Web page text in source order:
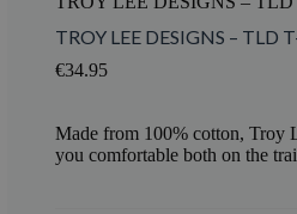
TROY LEE DESIGNS – TLD
€34.95
Made from 100% cotton, Troy
you comfortable both on the